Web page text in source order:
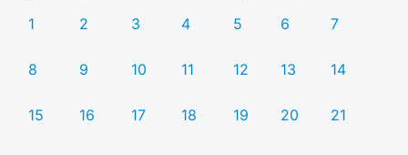
1
2 3 4 5 6 7
8 9 10 11 12 13 14
15 16 17 18 19 20 21